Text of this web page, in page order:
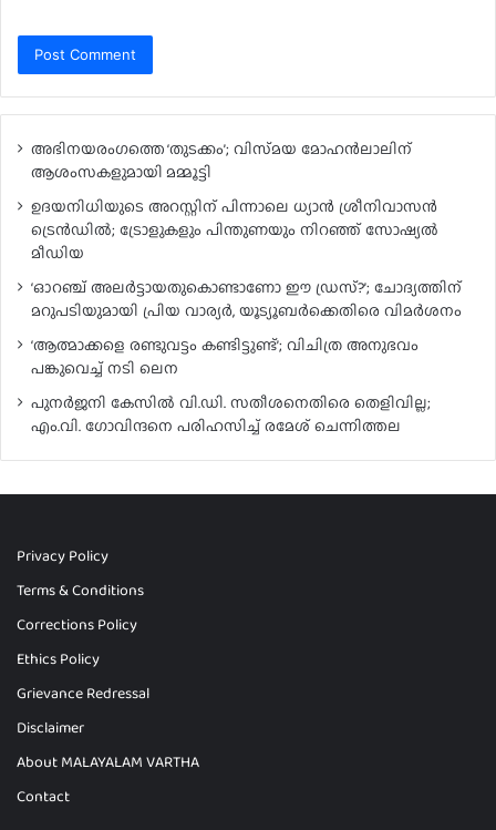
അഭിനയരംഗത്തെ ‘തുടക്കം’; വിസ്‍മയ മോഹന്‍ലാലിന്
ആശംസകളുമായി മമ്മൂട്ടി
ഉദയനിധിയുടെ അറസ്റ്റിന് പിന്നാലെ ധ്യാൻ ശ്രീനിവാസൻ
ട്രെൻഡിൽ; ട്രോളുകളും പിന്തുണയും നിറഞ്ഞ് സോഷ്യൽ
മീഡിയ
‘ഓറഞ്ച് അലർട്ടായതുകൊണ്ടാണോ ഈ ഡ്രസ്?’; ചോദ്യത്തിന്
മറുപടിയുമായി പ്രിയ വാര്യർ, യൂട്യൂബർക്കെതിരെ വിമർശനം
‘ആത്മാക്കളെ രണ്ടുവട്ടം കണ്ടിട്ടുണ്ട്’; വിചിത്ര അനുഭവം
പങ്കുവെച്ച് നടി ലെന
പുനർജനി കേസിൽ വി.ഡി. സതീശനെതിരെ തെളിവില്ല;
എം.വി. ഗോവിന്ദനെ പരിഹസിച്ച് രമേശ് ചെന്നിത്തല
Privacy Policy
Terms & Conditions
Corrections Policy
Ethics Policy
Grievance Redressal
Disclaimer
About MALAYALAM VARTHA
Contact